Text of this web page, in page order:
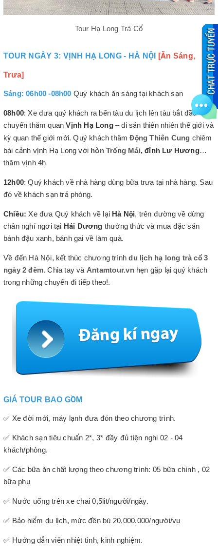
Tour Hạ Long Trà Cổ
TOUR NGÀY 3: VỊNH HẠ LONG - HÀ NỘI [Ăn Sáng,
Trưa]
Sáng: 06h00 -08h00 Quý khách ăn sáng tại khách sạn
08h00: Xe đưa quý khách ra bến tàu du lịch lên tàu bắt đầu
chuyến thăm quan Vịnh Hạ Long– di sản thiên nhiên thế giới và
kỳ quan thế giới mới. Quý khách thăm Động Thiên Cung chiêm
bái cảnh vịnh Hạ Long với hòn Trống Mái, đỉnh Lư Hương…
thăm vịnh 4h
12h00: Quý khách về nhà hàng dùng bữa trưa tại nhà hàng. Sau
đó về khách sạn trả phòng.
Chiều: Xe đưa Quý khách về lại Hà Nội, trên đường về dừng
chân nghỉ ngơi tại Hải Dương thưởng thức và mua đặc sản
bánh đậu xanh, bánh gai về làm quà.
Về đến Hà Nội, kết thúc chương trìnhdu lịch hạ long trà cổ 3
ngày 2 đêm. Chia tay và Antamtour.vn hẹn gặp lại quý khách
trong những chuyến đi tiếp theo!.
GIÁ TOUR BAO GỒM
✅ Xe đời mới, máy lạnh đưa đón theo chương trình.
✅ Khách sạn tiêu chuẩn 2*, 3* đầy đủ tiện nghi 02 - 04
khách/phòng.
✅ Các bữa ăn chất lượng theo chương trình: 05 bữa chính , 02
bữa phụ
✅ Nước uống trên xe chai 0,5lit/người/ngày.
✅ Bảo hiểm du lịch, mức đền bù 20,000,000/người/vụ
✅ Hướng dẫn viên nhiệt tình, kinh nghiệm.